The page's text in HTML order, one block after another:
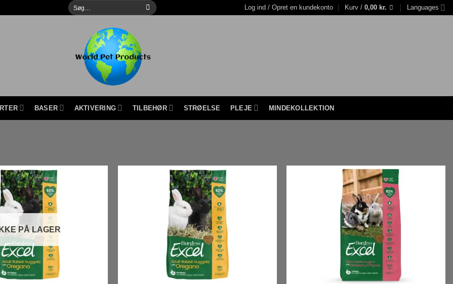
Søg
efter:
Log ind / Opret en kundekonto Kurv / 0,00 kr. Languages
BASER AKTIVERING TILBEHØR STRØELSE PLEJE MINDEKOLLEKTION
PÅ LAGER